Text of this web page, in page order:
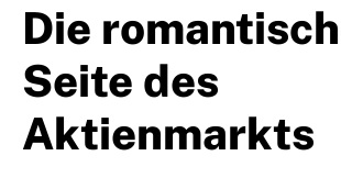
Die
Seite des
Aktienmarkts